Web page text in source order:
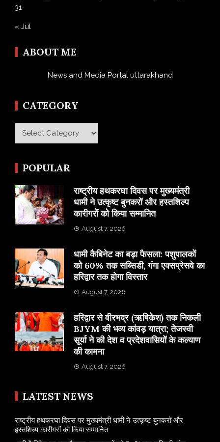
31
« Jul
ABOUT ME
News and Media Portal uttarakhand
CATEGORY
Category
POPULAR
राष्ट्रीय हथकरघा दिवस पर मुख्यमंत्री
धामी ने उत्कृष्ट बुनकरों और हस्तशिल्प
कारीगरों को किया सम्मानित
August 7, 2026
​धामी कैबिनेट का बड़ा फैसला: पशुपालकों
को 60% तक सब्सिडी, गंगा एक्सप्रेसवे का
हरिद्वार तक होगा विस्तार
August 7, 2026
​हरिद्वार से वीरभद्र (ऋषिकेश) तक निकली
BJYM की भव्य कांवड़ यात्रा; तेजस्वी
सूर्या ने की देश व प्रदेशवासियों के कल्याण
की कामना
August 7, 2026
LATEST NEWS
राष्ट्रीय हथकरघा दिवस पर मुख्यमंत्री धामी ने उत्कृष्ट बुनकरों और
हस्तशिल्प कारीगरों को किया सम्मानित